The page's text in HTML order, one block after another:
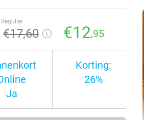
Regulier
€17,60 €12,95
Ja
Korting:
26%